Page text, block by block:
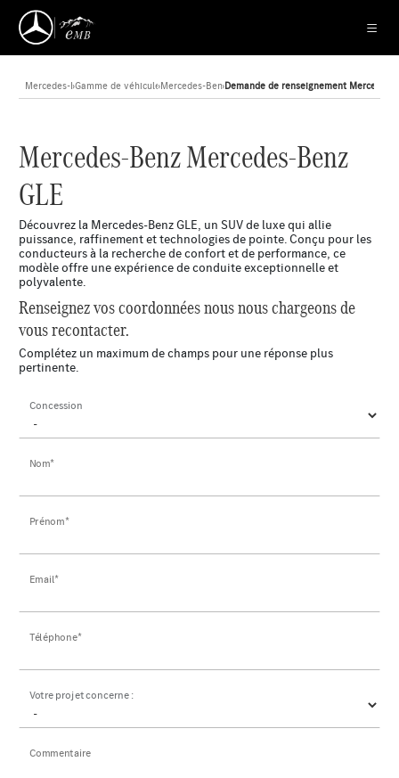
Mercedes-Benz
›Gamme de véhicules neufs
›Mercedes-Benz GLE
›Demande de renseignement Mercedes-
Mercedes-Benz Mercedes-Benz
GLE
Découvrez la Mercedes-Benz GLE, un SUV de luxe qui allie
puissance, raffinement et technologies de pointe. Conçu pour les
conducteurs à la recherche de confort et de performance, ce
modèle offre une expérience de conduite exceptionnelle et
polyvalente.
Renseignez vos coordonnées nous nous chargeons de
vous recontacter.
Complétez un maximum de champs pour une réponse plus
pertinente.
Concession
Nom*
Prénom*
Email*
Téléphone*
Votre projet concerne :
Commentaire